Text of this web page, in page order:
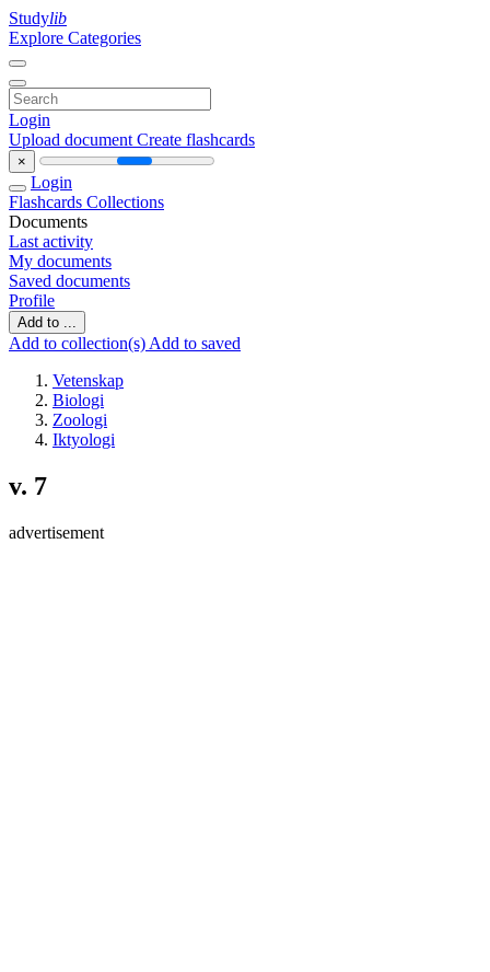
Studylib
Explore Categories
Login
Upload document Create flashcards
×
Login
Flashcards Collections
Documents
Last activity
My documents
Saved documents
Profile
Add to ...
Add to collection(s) Add to saved
Vetenskap
Biologi
Zoologi
Iktyologi
v. 7
advertisement